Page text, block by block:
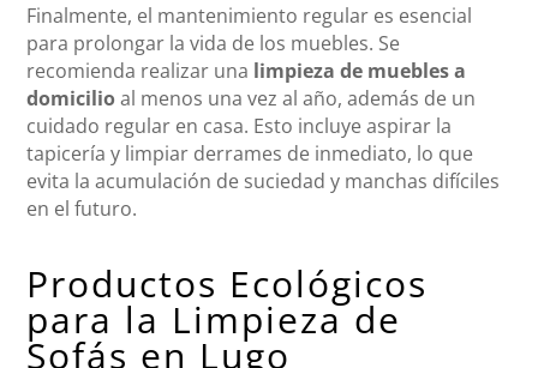
Finalmente, el mantenimiento regular es esencial
para prolongar la vida de los muebles. Se
recomienda realizar una limpieza de muebles a
domicilioal menos una vez al año, además de un
cuidado regular en casa. Esto incluye aspirar la
tapicería y limpiar derrames de inmediato, lo que
evita la acumulación de suciedad y manchas difíciles
en el futuro.
Productos Ecológicos
para la Limpieza de
Sofás en Lugo